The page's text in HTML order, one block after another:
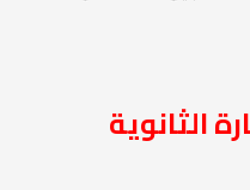
الثانوية